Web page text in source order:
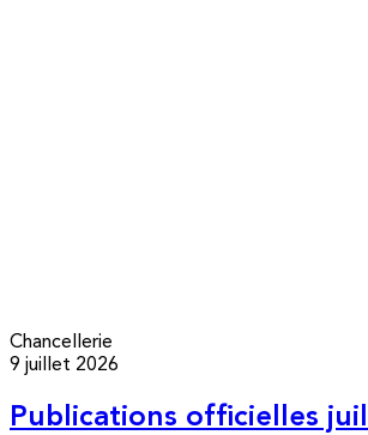
Chancellerie
9 juillet 2026
Publications officielles